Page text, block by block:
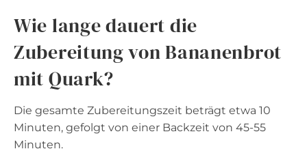
Wie lange dauert die
Zubereitung von Bananenbrot
mit Quark?
Die gesamte Zubereitungszeit beträgt etwa 10
Minuten, gefolgt von einer Backzeit von 45-55
Minuten.